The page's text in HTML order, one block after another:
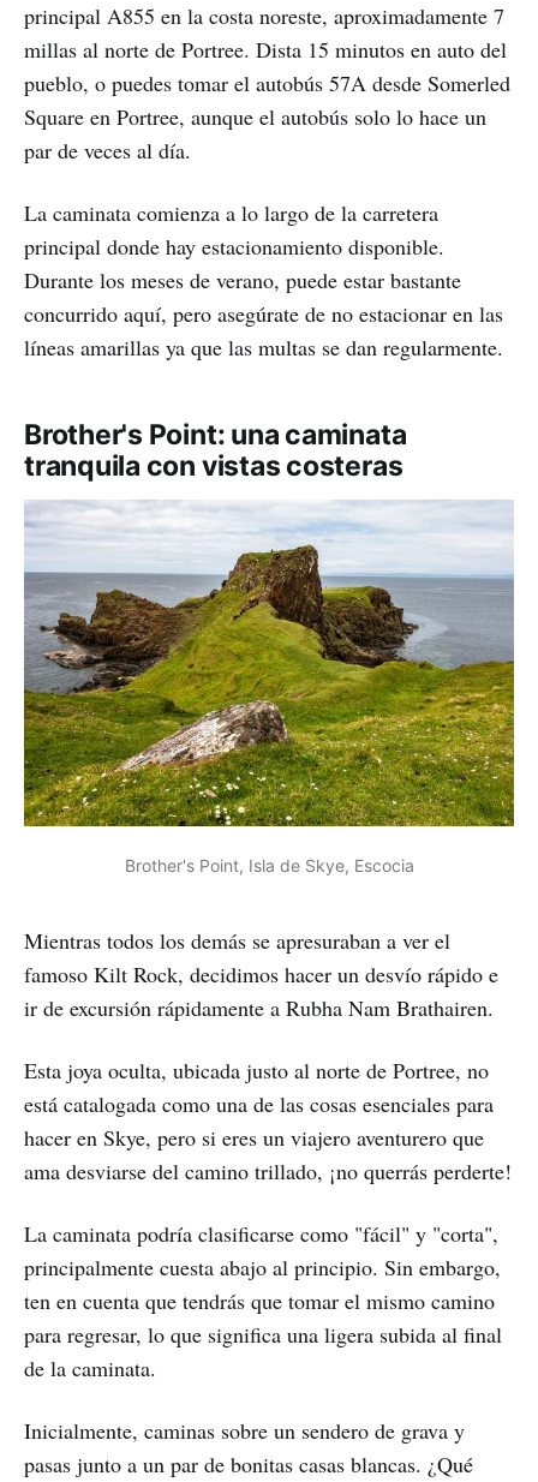
principal A855 en la costa noreste, aproximadamente 7
millas al norte de Portree. Dista 15 minutos en auto del
pueblo, o puedes tomar el autobús 57A desde Somerled
Square en Portree, aunque el autobús solo lo hace un
par de veces al día.
La caminata comienza a lo largo de la carretera
principal donde hay estacionamiento disponible.
Durante los meses de verano, puede estar bastante
concurrido aquí, pero asegúrate de no estacionar en las
líneas amarillas ya que las multas se dan regularmente.
Brother's Point: una caminata
tranquila con vistas costeras
Brother's Point, Isla de Skye, Escocia
Mientras todos los demás se apresuraban a ver el
famoso Kilt Rock, decidimos hacer un desvío rápido e
ir de excursión rápidamente a Rubha Nam Brathairen.
Esta joya oculta, ubicada justo al norte de Portree, no
está catalogada como una de las cosas esenciales para
hacer en Skye, pero si eres un viajero aventurero que
ama desviarse del camino trillado, ¡no querrás perderte!
La caminata podría clasificarse como "fácil" y "corta",
principalmente cuesta abajo al principio. Sin embargo,
ten en cuenta que tendrás que tomar el mismo camino
para regresar, lo que significa una ligera subida al final
de la caminata.
Inicialmente, caminas sobre un sendero de grava y
pasas junto a un par de bonitas casas blancas. ¿Qué